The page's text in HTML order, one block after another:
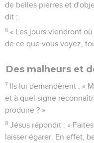
de belles pierres et
dit :
6 « Les jours viendront
de ce que vous voyez,
Des malheurs et
7 Ils lui demandèrent : «
et à quel signe
produire ? »
8 Jésus répondit : «
laisser égarer. En effet,